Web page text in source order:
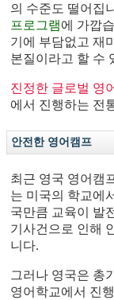
의 수준도 떨어집
프로그램에 가깝
기에 부담없고 재
본질이라고 할 수
진정한 글로벌 영
에서 진행하는 전
안전한 영어캠프
최근 영국 영어캠
는 미국의 학교에
국만큼 교육이 발
기사건으로 인해
니다.
그러나 영국은 총
영어학교에서 진